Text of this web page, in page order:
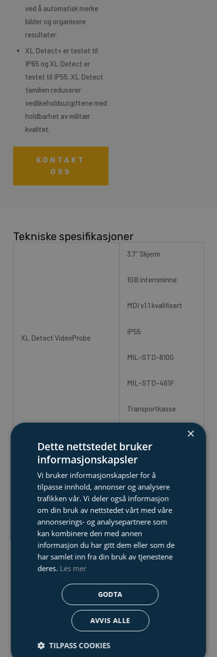
ved å automatisk merke
bilder og organisere
resultater.
XL Detect+ er testet til
IP65 og XL Detect er
testet til IP55. XL Detect
familien reduserer
vedlikeholdsutgiftene med
holdbarhet av militær
kvalitet.
KONTAKT
OSS
Tekniske spesifikasjoner
XL Detect VideoProbe
3.7″ Skjerm
1GB internminne
MDI v1.1 kvalifisert
IP55
MIL-STD-810G
MIL-STD-461F
Transportkasse
XL Detect+ VideoProbe
5.0″ Skjerm
4GB internminne
MDI v1.1 kvalifisert
IP65
MIL-STD-810G
Transportkasse
×
Dette nettstedet bruker
informasjonskapsler
Vi bruker informasjonskapsler for å
tilpasse innhold, annonser og analysere
trafikken vår. Vi deler også informasjon
om din bruk av nettstedet vårt med våre
annonserings- og analysepartnere som
kan kombinere den med annen
informasjon du har gitt dem eller som de
har samlet inn fra din bruk av tjenestene
deres. Les mer
GODTA
AVVIS ALLE
TILPASS COOKIES